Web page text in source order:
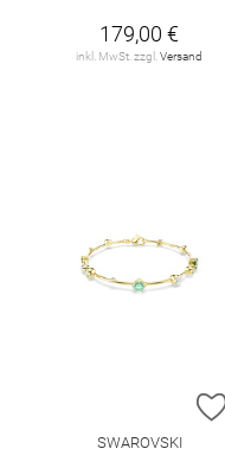
179,00 €
inkl. MwSt. zzgl.Versand
SWAROVSKI